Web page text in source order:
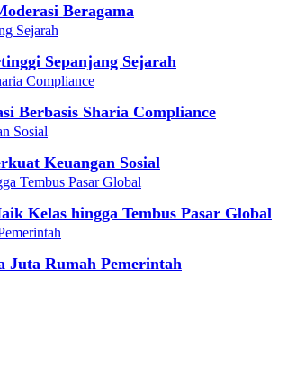
Beragama
Sepanjang Sejarah
Berbasis Sharia Compliance
Keuangan Sosial
Kelas hingga Tembus Pasar Global
Rumah Pemerintah